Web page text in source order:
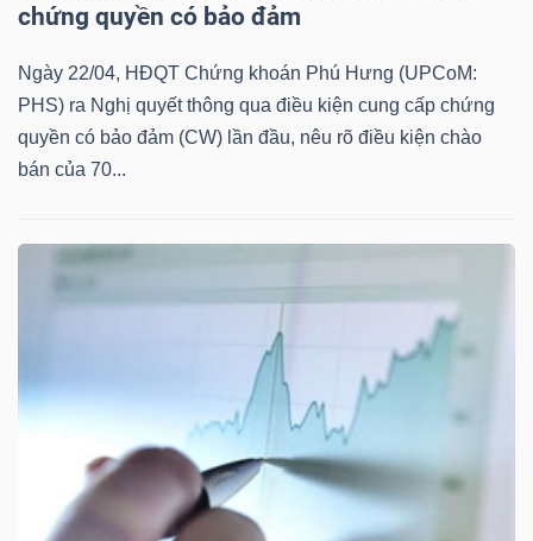
chứng quyền có bảo đảm
Ngày 22/04, HĐQT Chứng khoán Phú Hưng (UPCoM:
PHS) ra Nghị quyết thông qua điều kiện cung cấp chứng
quyền có bảo đảm (CW) lần đầu, nêu rõ điều kiện chào
bán của 70...
CÔNG
NGHỆ
THÔNG
TIN
VỤ
TIỆN